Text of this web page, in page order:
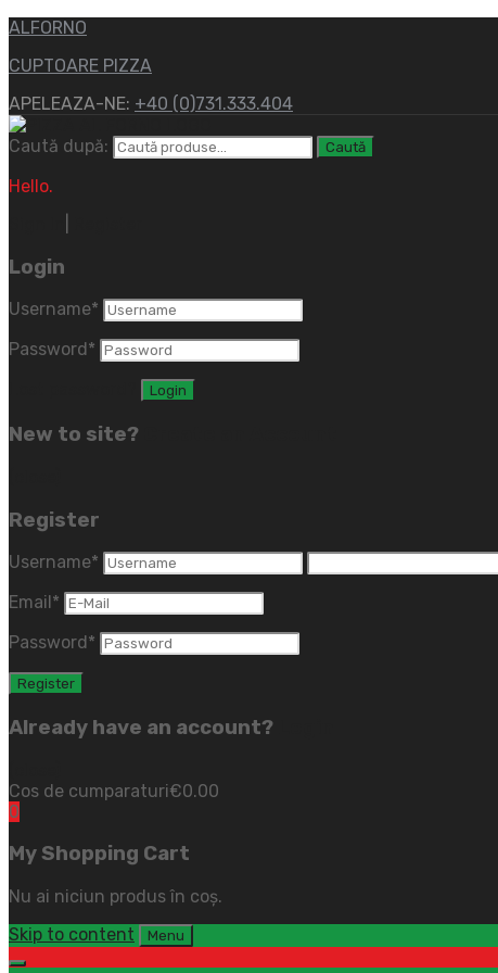
ALFORNO
CUPTOARE PIZZA
APELEAZA-NE: +40 (0)731.333.404
Caută după: Caută
Hello.
Login
Username*
Password *
New to site?
Register
Username*
Email *
Password *
Already have an account?
Cos de cumparaturi€0.00
0
My Shopping Cart
Nu ai niciun produs în coș.
Skip to content
Menu